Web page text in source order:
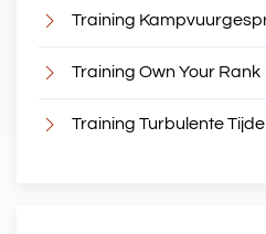
Training
Training Own Your Rank
Training Turbulente